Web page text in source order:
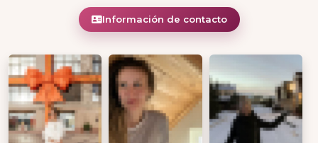
Información de contacto